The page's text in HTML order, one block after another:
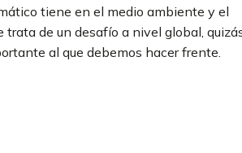
tiene en el medio ambiente y el
trata de un desafío a nivel global,
al que debemos hacer frente.